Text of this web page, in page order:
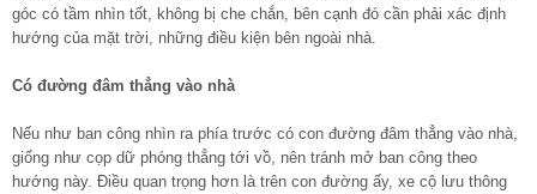
góc có tầm nhìn tốt, không bị che chắn, bên cạnh đó cần phải xác định
hướng của mặt trời, những điều kiện bên ngoài nhà.
Có đường đâm thẳng vào nhà
Nếu như ban công nhìn ra phía trước có con đường đâm thẳng vào nhà,
giống như cọp dữ phóng thẳng tới vồ, nên tránh mở ban công theo
hướng này. Điều quan trọng hơn là trên con đường ấy, xe cộ lưu thông